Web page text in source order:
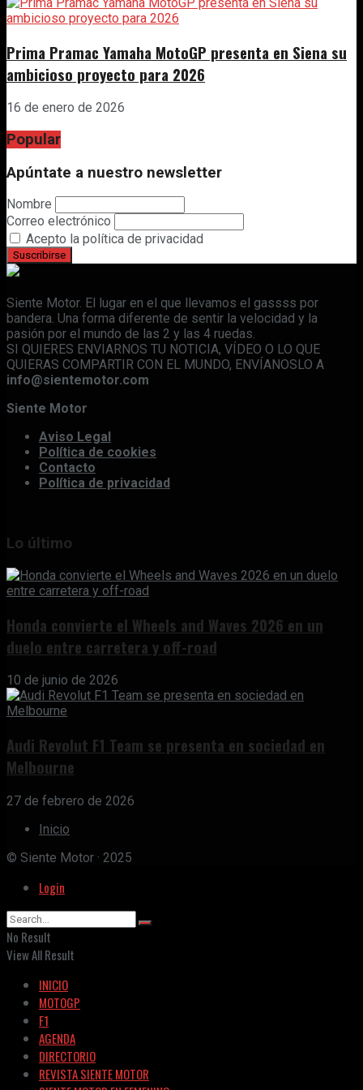
Prima Pramac Yamaha MotoGP presenta en Siena su
ambicioso proyecto para 2026
16 de enero de 2026
Popular
Apúntate a nuestro newsletter
Nombre
Correo electrónico
Acepto la política de privacidad
Siente Motor. El lugar en el que llevamos el gassss por
bandera. Una forma diferente de sentir la velocidad y la
pasión por el mundo de las 2 y las 4 ruedas.
SI QUIERES ENVIARNOS TU NOTICIA, VÍDEO O LO QUE
QUIERAS COMPARTIR CON EL MUNDO, ENVÍANOSLO A
info@sientemotor.com
Siente Motor
Aviso Legal
Política de cookies
Contacto
Política de privacidad
Lo último
Honda convierte el Wheels and Waves 2026 en un
duelo entre carretera y off-road
10 de junio de 2026
Audi Revolut F1 Team se presenta en sociedad en
Melbourne
27 de febrero de 2026
Inicio
© Siente Motor · 2025
Login
No Result
View All Result
INICIO
MOTOGP
F1
AGENDA
DIRECTORIO
REVISTA SIENTE MOTOR